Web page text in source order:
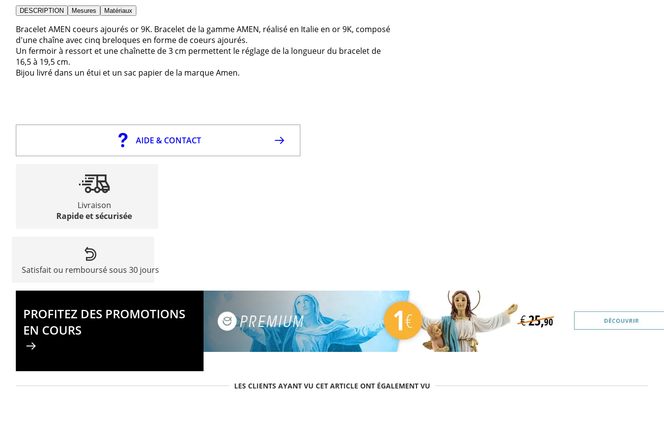
DESCRIPTION Mesures Matériaux
Bracelet AMEN coeurs ajourés or 9K. Bracelet de la gamme AMEN, réalisé en Italie en or 9K, composé
d'une chaîne avec cinq breloques en forme de coeurs ajourés.
Un fermoir à ressort et une chaînette de 3 cm permettent le réglage de la longueur du bracelet de
16,5 à 19,5 cm.
Bijou livré dans un étui et un sac papier de la marque Amen.
AIDE & CONTACT
Livraison
Rapide et sécurisée
Satisfait ou remboursé sous 30 jours
PROFITEZ DES PROMOTIONS
EN COURS
LES CLIENTS AYANT VU CET ARTICLE ONT ÉGALEMENT VU